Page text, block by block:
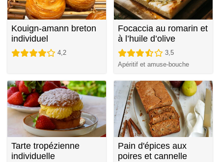
Kouign-amann breton
individuel
4,2
Focaccia au romarin et
à l’huile d’olive
3,5
Apéritif et amuse-bouche
Tarte tropézienne
individuelle
Pain d'épices aux
poires et cannelle